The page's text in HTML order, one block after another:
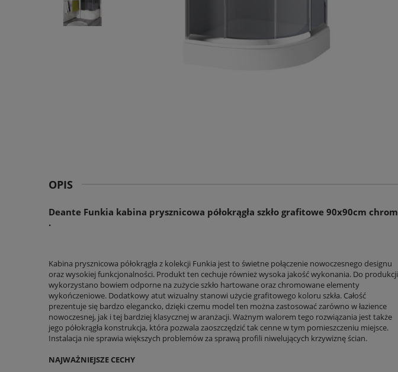
OPIS
Deante Funkia kabina prysznicowa półokrągła szkło grafitowe 90x90cm chrom
.
Kabina prysznicowa półokrągła z kolekcji Funkia jest to świetne połączenie nowoczesnego designu
oraz wysokiej funkcjonalności. Produkt ten cechuje również wysoka jakość wykonania. Do produkcji
wykorzystano bowiem odporne na zużycie szkło hartowane oraz chromowane elementy
wykończeniowe. Dodatkowy atut wizualny stanowi użycie grafitowego koloru szkła. Całość
prezentuje się bardzo elegancko, dzięki czemu model ten można zastosować zarówno w łazience
nowoczesnej, jak i tej bardziej klasycznej w aranżacji. Ważnym walorem tego rozwiązania jest także
jego półokrągła konstrukcja, która pozwala zaoszczędzić tak cenne w tym pomieszczeniu miejsce.
Instalacja nie sprawia większych problemów za sprawą profili niwelujących krzywiznę ścian.
NAJWAŻNIEJSZE CECHY